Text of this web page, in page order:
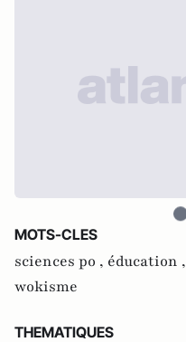
MOTS-CLES
sciences po , éducation ,
wokisme
THEMATIQUES